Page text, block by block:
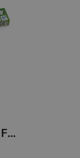
Skavas Nr.24/6 Forpus GNP